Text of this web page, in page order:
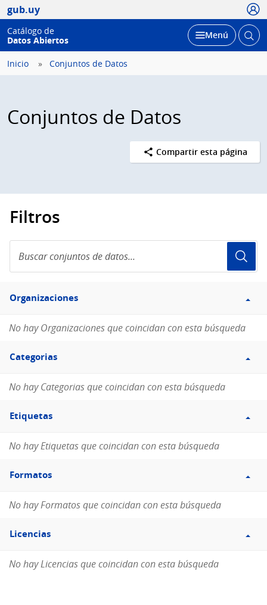
gub.uy
Catálogo de
Datos Abiertos
Desplegar
Menú Abrir
Inicio Conjuntos de Datos
Conjuntos de Datos
Compartir esta página
Filtros
conjuntos
de
Filtro
Organizaciones
Organizaciones
No hay Organizaciones que coincidan con esta búsqueda
Filtro
Categorias
Categorias
No hay Categorias que coincidan con esta búsqueda
Filtro
Etiquetas
Etiquetas
No hay Etiquetas que coincidan con esta búsqueda
Filtro
Formatos
Formatos
No hay Formatos que coincidan con esta búsqueda
Filtro
Licencias
Licencias
No hay Licencias que coincidan con esta búsqueda